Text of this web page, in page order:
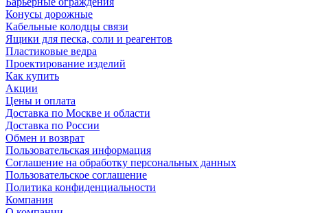
Конусы дорожные
Кабельные колодцы связи
Ящики для песка, соли и реагентов
Пластиковые ведра
Проектирование изделий
Как купить
Акции
Цены и оплата
Доставка по Москве и области
Доставка по России
Обмен и возврат
Пользовательская информация
Соглашение на обработку персональных данных
Пользовательское соглашение
Политика конфиденциальности
Компания